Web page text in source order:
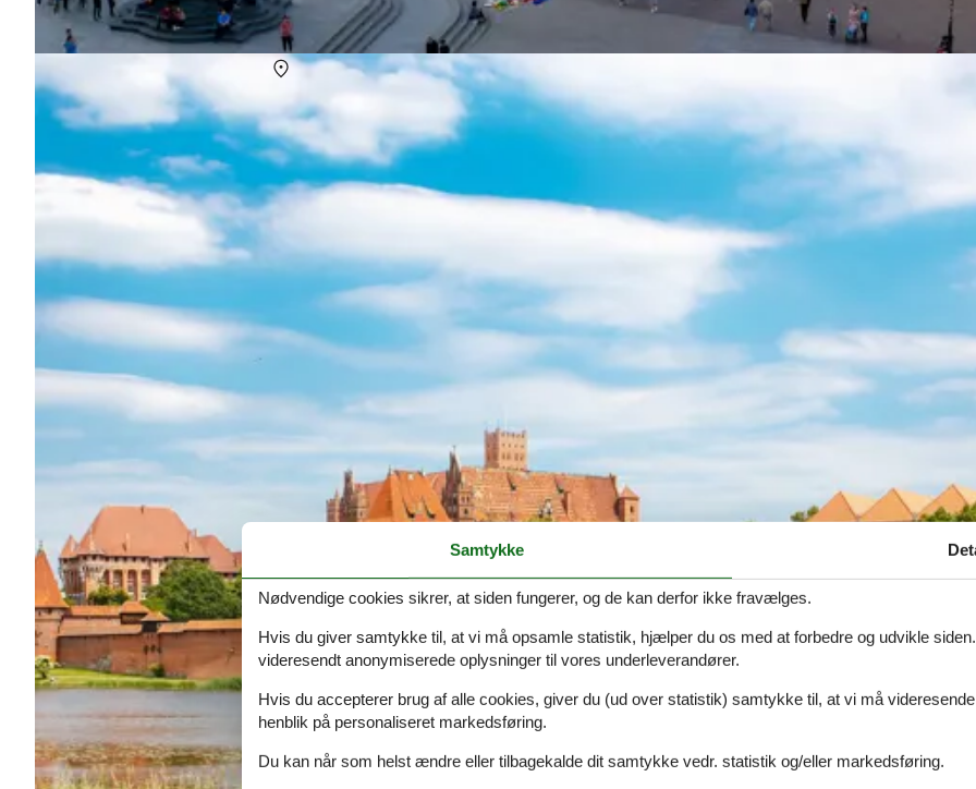
Sommerhuse i Pommern
Pommern består af et stort område langs Østersøen, og er hjemsted for mange af de absolut fineste badestrande i Polen. Gode
Tri-City området er det bedste bud på byferie i denne del af Polen - oplev tre byer der igennem tiden er vokset sammen til én.
OmPommern
Samtykke
Nødvendige cookies sikrer, at siden fungerer, og de kan derfor ikke fravælges.
Hvis du giver samtykke til, at vi må opsamle statistik, hjælper du os med at forbedre og udvikle
videresendt anonymiserede oplysninger til vores underleverandører.
Hvis du accepterer brug af alle cookies, giver du (ud over statistik) samtykke til, at vi må
henblik på personaliseret markedsføring.
Du kan når som helst ændre eller tilbagekalde dit samtykke vedr. statistik og/eller markedsføring.